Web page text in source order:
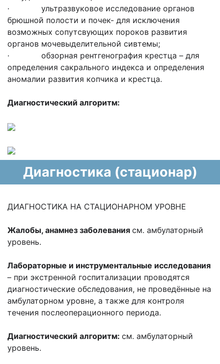
· ультразвуковое исследование органов
брюшной полости и почек- для исключения
возможных сопутсвующих пороков развития
органов мочевыделительной сивтемы;
· обзорная рентгенография крестца – для
определения сакрального индекса и определения
аномалии развития копчика и крестца.
Диагностический алгоритм:
Диагностика (стационар)
ДИАГНОСТИКА НА СТАЦИОНАРНОМ УРОВНЕ
Жалобы, анамнез заболевания см. амбулаторный
уровень.
Лабораторные и инструментальные исследования
– при экстренной госпитализации проводятся
диагностические обследования, не проведённые на
амбулаторном уровне, а также для контроля
течения послеоперационного периода.
Диагностический алгоритм: см. амбулаторный
уровень.